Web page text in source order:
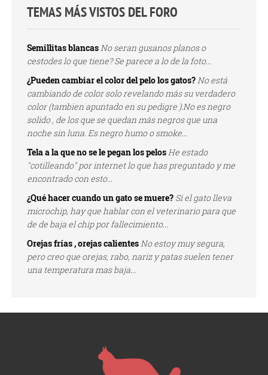
TEMAS MÁS VISTOS DEL FORO
Semillitas blancasNo seran gusanos planos o
cestodes lo que tiene? Se parece a lo de la foto...
¿Pueden cambiar el color del pelo los gatos?No está
cambiando de color solo revelando más su verdadero
color (tambien apuntado en su pedigre ).No es negro
solido , de los que se quedan más negros que una
noche sin luna. Es negro humo o smoke...
Tela a la que no se le pegan los pelosHe estado
"cotilleando" por internet lo que has preguntado y me
encontrado con esto...
¿Qué hacer cuando un gato se muere? Si el gato lleva
microchip, hay que hablar con el veterinario para que
de de baja el chip por fallecimiento...
Orejas frías , orejas calientesNo estoy muy segura,
pero creo que orejas, rabo, nariz y patas suelen tener
una temperatura mas baja...